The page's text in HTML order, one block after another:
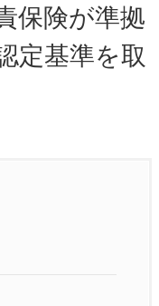
保険が準拠
定基準を取